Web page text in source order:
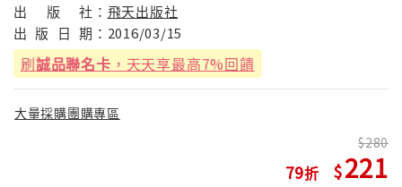
出
版 社： 飛天出版社
出 版 日 期： 2016/03/15
刷誠品聯名卡 ，天天享最高7%回饋
大量採購團購專區
79
280
221